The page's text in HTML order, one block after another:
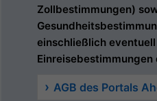
Zollbestimmungen)
einschließlich
Einreisebestimmungen
AGB des Portals